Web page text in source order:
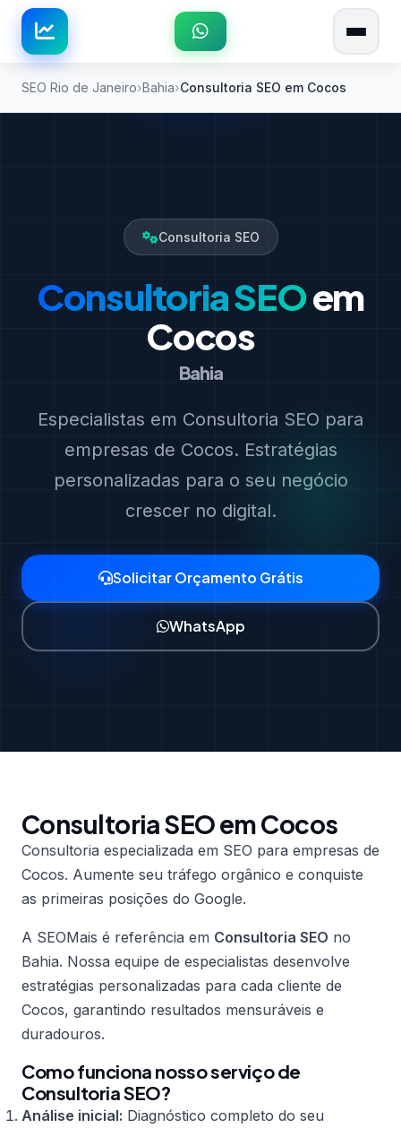
SEO Rio de Janeiro Bahia Consultoria SEO em Cocos
Consultoria SEO
Consultoria SEOem
Cocos
Bahia
Especialistas em Consultoria SEO para
empresas de Cocos. Estratégias
personalizadas para o seu negócio
crescer no digital.
Solicitar Orçamento Grátis
WhatsApp
Consultoria SEO em Cocos
Consultoria especializada em SEO para empresas de
Cocos. Aumente seu tráfego orgânico e conquiste
as primeiras posições do Google.
A SEOMais é referência em Consultoria SEO no
Bahia. Nossa equipe de especialistas desenvolve
estratégias personalizadas para cada cliente de
Cocos, garantindo resultados mensuráveis e
duradouros.
Como funciona nosso serviço de
Consultoria SEO?
Análise inicial: Diagnóstico completo do seu